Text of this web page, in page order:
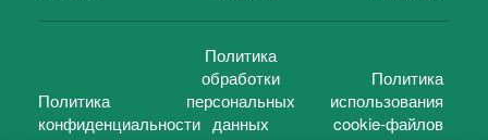
Политика
конфиденциальности
Политика
обработки
персональных
данных
Политика
использования
cookie-файлов